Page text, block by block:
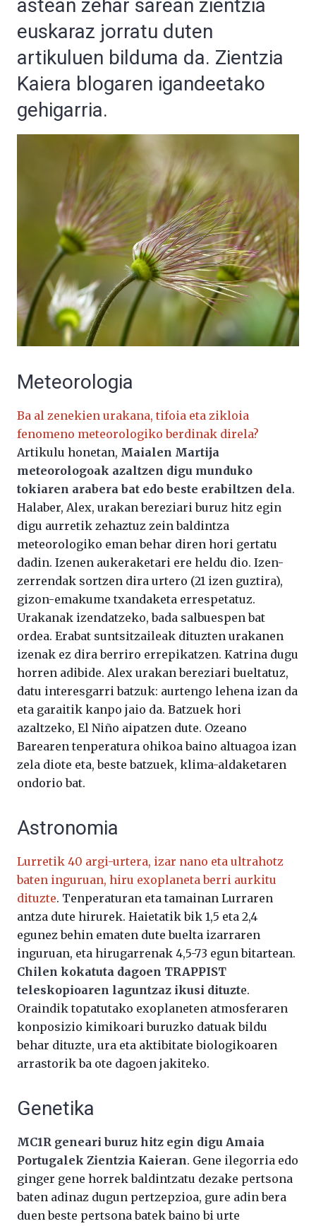
astean zehar sarean zientzia
euskaraz jorratu duten
artikuluen bilduma da. Zientzia
Kaiera blogaren igandeetako
gehigarria.
Meteorologia
Ba al zenekien urakana, tifoia eta zikloia
fenomeno meteorologiko berdinak direla?
Artikulu honetan, Maialen Martija
meteorologoak azaltzen digu munduko
tokiaren arabera bat edo beste erabiltzen dela.
Halaber, Alex, urakan bereziari buruz hitz egin
digu aurretik zehaztuz zein baldintza
meteorologiko eman behar diren hori gertatu
dadin. Izenen aukeraketari ere heldu dio. Izen-
zerrendak sortzen dira urtero (21 izen guztira),
gizon-emakume txandaketa errespetatuz.
Urakanak izendatzeko, bada salbuespen bat
ordea. Erabat suntsitzaileak dituzten urakanen
izenak ez dira berriro errepikatzen. Katrina dugu
horren adibide. Alex urakan bereziari bueltatuz,
datu interesgarri batzuk: aurtengo lehena izan da
eta garaitik kanpo jaio da. Batzuek hori
azaltzeko, El Niño aipatzen dute. Ozeano
Barearen tenperatura ohikoa baino altuagoa izan
zela diote eta, beste batzuek, klima-aldaketaren
ondorio bat.
Astronomia
Lurretik 40 argi-urtera, izar nano eta ultrahotz
baten inguruan, hiru exoplaneta berri aurkitu
dituzte. Tenperaturan eta tamainan Lurraren
antza dute hirurek. Haietatik bik 1,5 eta 2,4
egunez behin ematen dute buelta izarraren
inguruan, eta hirugarrenak 4,5-73 egun bitartean.
Chilen kokatuta dagoen TRAPPIST
teleskopioaren laguntzaz ikusi dituzte.
Oraindik topatutako exoplaneten atmosferaren
konposizio kimikoari buruzko datuak bildu
behar dituzte, ura eta aktibitate biologikoaren
arrastorik ba ote dagoen jakiteko.
Genetika
MC1R geneari buruz hitz egin digu Amaia
Portugalek Zientzia Kaieran. Gene ilegorria edo
ginger gene horrek baldintzatu dezake pertsona
baten adinaz dugun pertzepzioa, gure adin bera
duen beste pertsona batek baino bi urte